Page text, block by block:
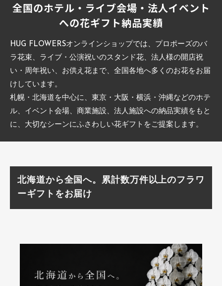
全国のホテル・ライブ会場・法人イベント
への花ギフト納品実績
HUG FLOWERSオンラインショップでは、プロポーズのバ
ラ花束、ライブ・公演祝いのスタンド花、法人様の開店祝
い・周年祝い、お供え花まで、全国各地へ多くのお花をお届
けしています。
札幌・北海道を中心に、東京・大阪・横浜・沖縄などのホテ
ル、イベント会場、商業施設、法人施設への納品実績をもと
に、大切なシーンにふさわしい花ギフトをご提案します。
北海道から全国へ。累計数万件以上のフラワ
ーギフトをお届け